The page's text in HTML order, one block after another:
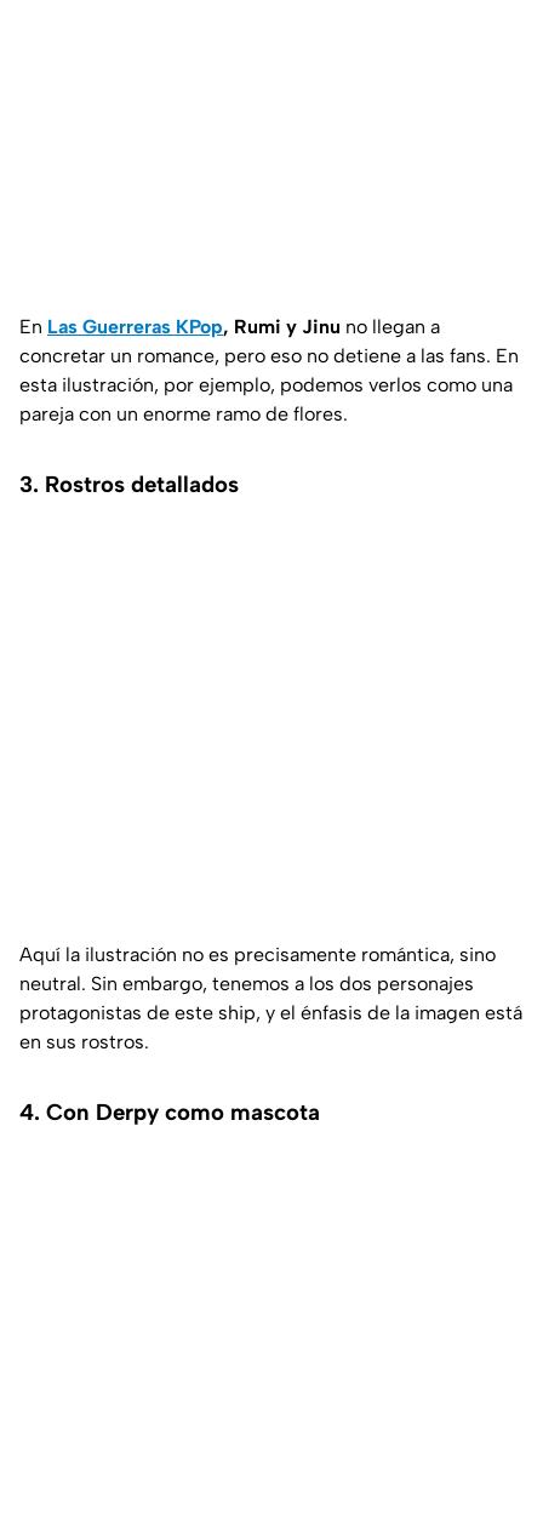
En Las Guerreras KPop, Rumi y Jinu no llegan a
concretar un romance, pero eso no detiene a las fans. En
esta ilustración, por ejemplo, podemos verlos como una
pareja con un enorme ramo de flores.
3. Rostros detallados
Aquí la ilustración no es precisamente romántica, sino
neutral. Sin embargo, tenemos a los dos personajes
protagonistas de este ship, y el énfasis de la imagen está
en sus rostros.
4. Con Derpy como mascota